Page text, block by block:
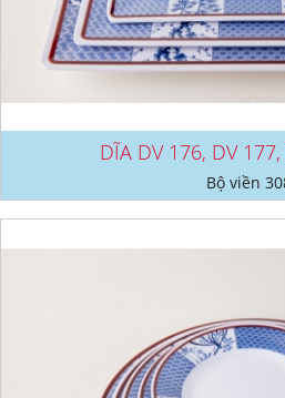
DĨA DV 176, DV 177,
Bộ viền